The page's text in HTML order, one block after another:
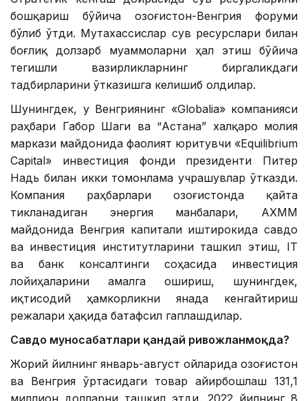
бошқариш бўйича Қозоғистон-Венгрия форуми
бўлиб ўтди. Мутахассислар сув ресурслари билан
боғлиқ долзарб муаммоларни ҳал этиш бўйича
тегишли вазирликларнинг биргаликдаги
тадбирларини ўтказишга келишиб олдилар.
Шунингдек, у Венгриянинг «Globalia» компанияси
раҳбари Габор Шаги ва “Астана” халқаро молия
маркази майдонида фаолият юритувчи «Equilibrium
Capital» инвестиция фонди президенти Питер
Надь билан икки томонлама учрашувлар ўтказди.
Компания раҳбарлари Қозоғистонда қайта
тикланадиган энергия манбалари, АХММ
майдонида Венгрия капитали иштирокида савдо
ва инвестиция институтларини ташкил этиш, IT
ва банк консалтинги соҳасида инвестиция
лойиҳаларини амалга ошириш, шунингдек,
иқтисодий ҳамкорликни янада кенгайтириш
режалари ҳақида батафсил гаплашдилар.
Савдо муносабатлари қандай ривожланмоқда?
Жорий йилнинг январь-август ойларида Қозоғистон
ва Венгрия ўртасидаги товар айирбошлаш 131,1